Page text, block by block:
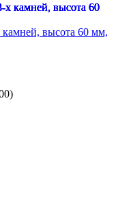
высота 60 мм,